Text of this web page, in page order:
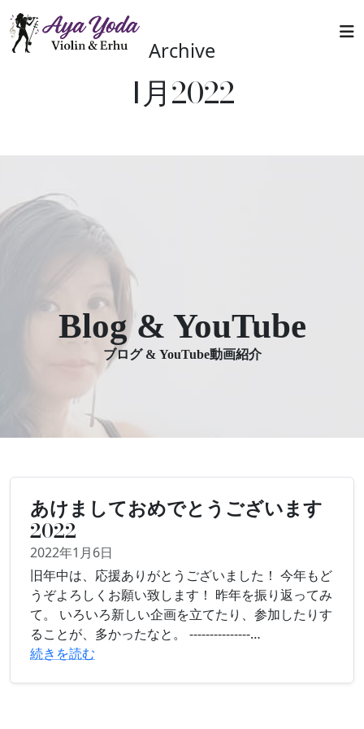
Skip to main content
Archive
1月2022
Blog & YouTube
ブログ & YouTube動画紹介
あけましておめでとうございます
2022
2022年1月6日
旧年中は、応援ありがとうございました！ 今年もど
うぞよろしくお願い致します！ 昨年を振り返ってみ
て。 いろいろ新しい企画を立てたり、参加したりす
ることが、多かったなと。 ---------------…
続きを読む